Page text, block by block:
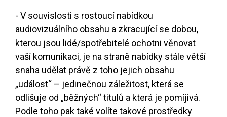
- V souvislosti s rostoucí nabídkou
audiovizuálního obsahu a zkracující se dobou,
kterou jsou lidé/spotřebitelé ochotni věnovat
vaší komunikaci, je na straně nabídky stále větší
snaha udělat právě z toho jejich obsahu
„událost“ – jedinečnou záležitost, která se
odlišuje od „běžných“ titulů a která je pomíjivá.
Podle toho pak také volíte takové prostředky